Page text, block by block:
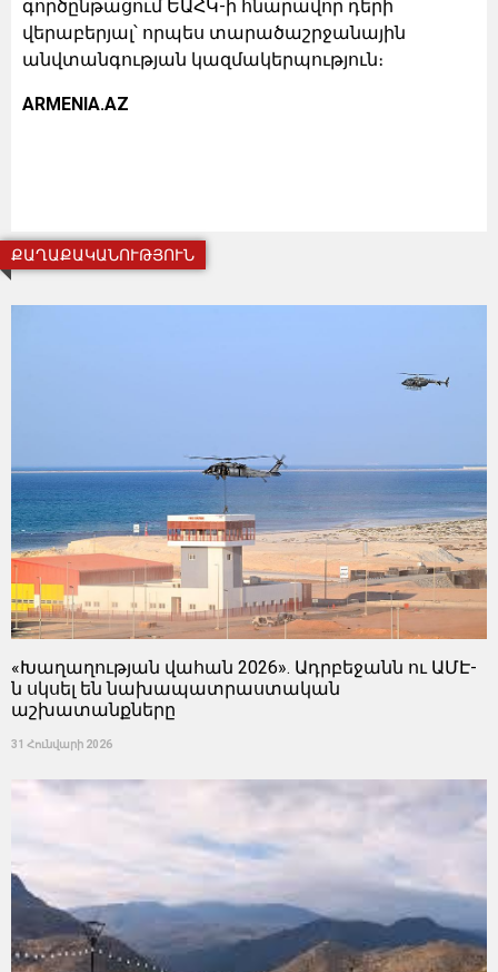
գործընթացում ԵԱՀԿ-ի հնարավոր դերի
վերաբերյալ՝ որպես տարածաշրջանային
անվտանգության կազմակերպություն։
ARMENIA.AZ
ՔԱՂԱՔԱԿԱՆՈՒԹՅՈՒՆ
«Խաղաղության վահան 2026». Ադրբեջանն ու ԱՄԷ-
ն սկսել են նախապատրաստական ​​
աշխատանքները
31 Հունվարի 2026